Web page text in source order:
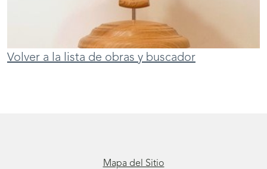
Volver a la lista de obras y buscador
Mapa del Sitio